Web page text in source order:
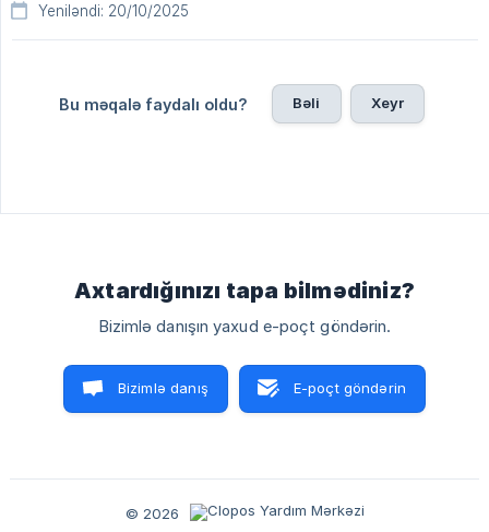
Yeniləndi: 20/10/2025
Bu məqalə faydalı oldu? Bəli Xeyr
Axtardığınızı tapa bilmədiniz?
Bizimlə danışın yaxud e-poçt göndərin.
Bizimlə danış E-poçt göndərin
© 2026